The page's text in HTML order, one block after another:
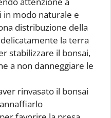
in modo naturale e
distribuzione della
la terra
stabilizzare il bonsai,
a non danneggiare le
rinvasato il bonsai